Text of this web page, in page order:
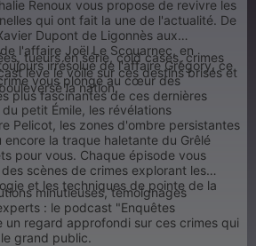
Renoux vous propose de revivre les
qui ont fait la une de l'actualité. De
Dupont de Ligonnès aux
l'affaire Joël Le Scouarnec, en
irrésolue de l'affaire Grégory, ce
vous plonge au cœur des
plus fascinantes de ces dernières
tueurs en série, cold cases, crimes
lève le voile sur ces destins brisés et
la nation.
petit Émile, les révélations
Pelicot, les zones d'ombre persistantes
encore la traque haletante du Grêlé
pour vous. Chaque épisode vous
scènes de crimes explorant les
et les techniques de pointe de la
minutieuses, témoignages
: le podcast "Enquêtes
un regard approfondi sur ces crimes qui
grand public.